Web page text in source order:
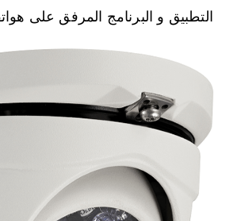
التطبيق و البرنامج المرفق على